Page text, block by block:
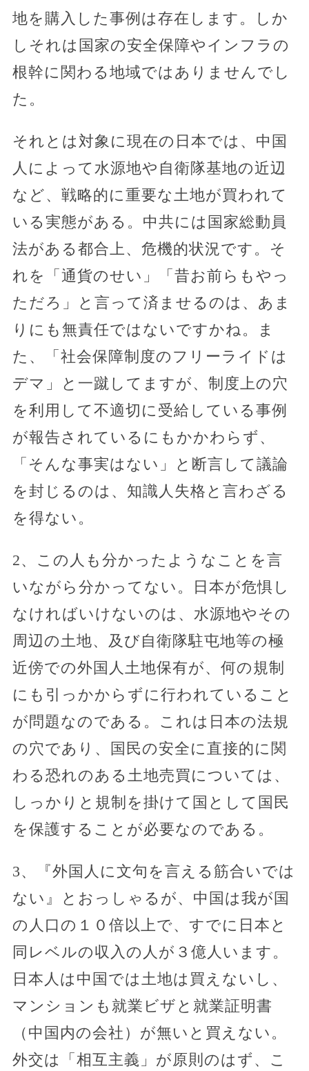
地を購入した事例は存在します。しか
しそれは国家の安全保障やインフラの
根幹に関わる地域ではありませんでし
た。
それとは対象に現在の日本では、中国
人によって水源地や自衛隊基地の近辺
など、戦略的に重要な土地が買われて
いる実態がある。中共には国家総動員
法がある都合上、危機的状況です。そ
れを「通貨のせい」「昔お前らもやっ
ただろ」と言って済ませるのは、あま
りにも無責任ではないですかね。ま
た、「社会保障制度のフリーライドは
デマ」と一蹴してますが、制度上の穴
を利用して不適切に受給している事例
が報告されているにもかかわらず、
「そんな事実はない」と断言して議論
を封じるのは、知識人失格と言わざる
を得ない。
2、この人も分かったようなことを言
いながら分かってない。日本が危惧し
なければいけないのは、水源地やその
周辺の土地、及び自衛隊駐屯地等の極
近傍での外国人土地保有が、何の規制
にも引っかからずに行われていること
が問題なのである。これは日本の法規
の穴であり、国民の安全に直接的に関
わる恐れのある土地売買については、
しっかりと規制を掛けて国として国民
を保護することが必要なのである。
3、『外国人に文句を言える筋合いでは
ない』とおっしゃるが、中国は我が国
の人口の１０倍以上で、すでに日本と
同レベルの収入の人が３億人います。
日本人は中国では土地は買えないし、
マンションも就業ビザと就業証明書
（中国内の会社）が無いと買えない。
外交は「相互主義」が原則のはず、こ